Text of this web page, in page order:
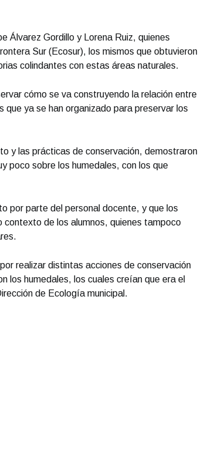
Álvarez Gordillo y Lorena Ruiz, quienes
Sur (Ecosur), los mismos que obtuvieron
colindantes con estas áreas naturales.
cómo se va construyendo la relación entre
que ya se han organizado para preservar los
y las prácticas de conservación, demostraron
poco sobre los humedales, con los que
por parte del personal docente, y que los
de los alumnos, quienes tampoco
realizar distintas acciones de conservación
los humedales, los cuales creían que era el
de Ecología municipal.
Portada Junio 30